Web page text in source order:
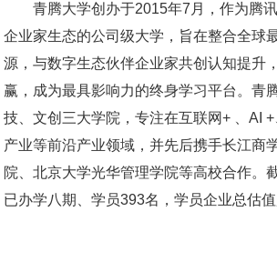
青腾大学创办于2015年7月，作为腾
企业家生态的公司级大学，旨在整合全球
源，与数字生态伙伴企业家共创认知提升
赢，成为最具影响力的终身学习平台。青
技、文创三大学院，专注在互联网+ 、AI
产业等前沿产业领域，并先后携手长江商
院、北京大学光华管理学院等高校合作。
已办学八期、学员393名，学员企业总估值